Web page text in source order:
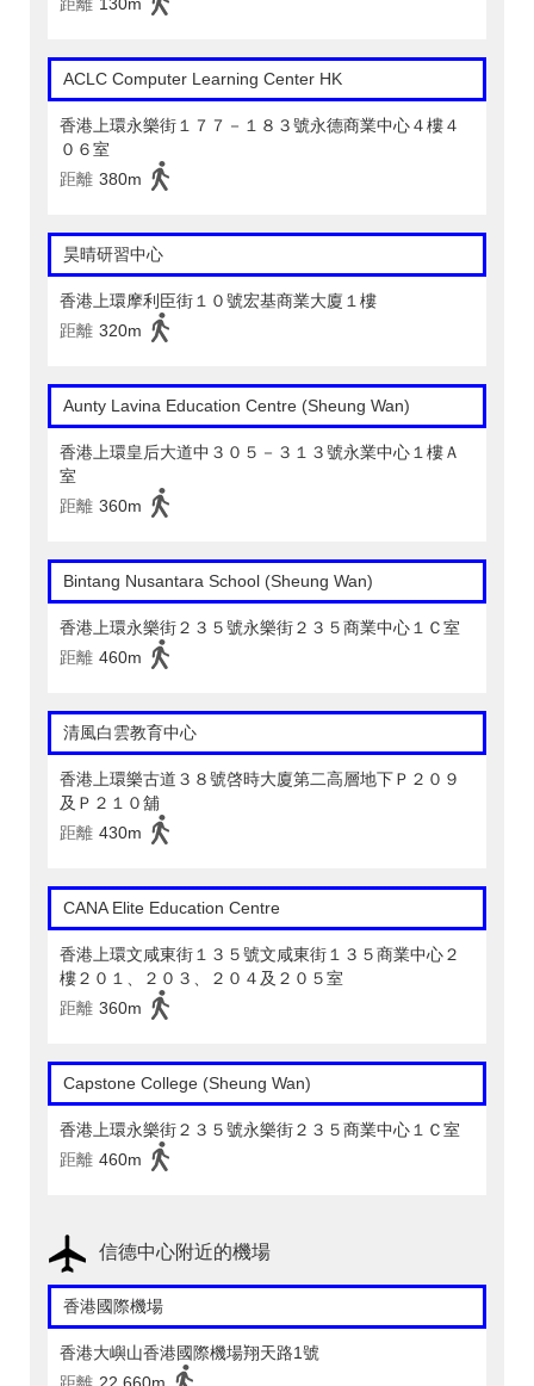
距離 130m
ACLC Computer Learning Center HK
香港上環永樂街１７７－１８３號永德商業中心４樓４
０６室
距離 380m
昊晴研習中心
香港上環摩利臣街１０號宏基商業大廈１樓
距離 320m
Aunty Lavina Education Centre (Sheung Wan)
香港上環皇后大道中３０５－３１３號永業中心１樓Ａ
室
距離 360m
Bintang Nusantara School (Sheung Wan)
香港上環永樂街２３５號永樂街２３５商業中心１Ｃ室
距離 460m
清風白雲教育中心
香港上環樂古道３８號啓時大廈第二高層地下Ｐ２０９
及Ｐ２１０舖
距離 430m
CANA Elite Education Centre
香港上環文咸東街１３５號文咸東街１３５商業中心２
樓２０１、２０３、２０４及２０５室
距離 360m
Capstone College (Sheung Wan)
香港上環永樂街２３５號永樂街２３５商業中心１Ｃ室
距離 460m
信德中心附近的機場
香港國際機場
香港大嶼山香港國際機場翔天路1號